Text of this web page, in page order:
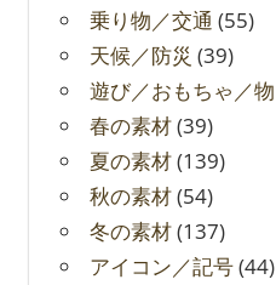
乗り物／交通 (55)
天候／防災 (39)
遊び／おもちゃ／物
春の素材(39)
夏の素材(139)
秋の素材(54)
冬の素材(137)
アイコン／記号(44)